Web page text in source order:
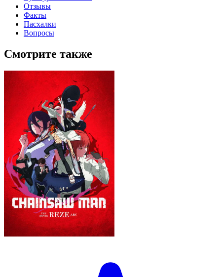
Отзывы
Факты
Пасхалки
Вопросы
Смотрите также